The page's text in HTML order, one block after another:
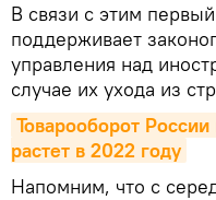
В связи с этим
поддерживает
управления над
случае их ухода из
Товарооборот
растет в 2022 году
Напомним, что с